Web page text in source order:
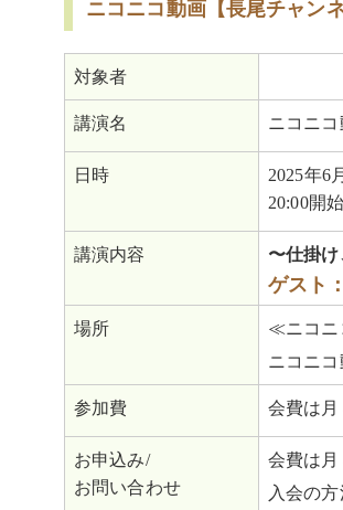
ニコニコ動画【長尾チャン
対象者
講演名 ニコニ
日時
2025年6
20:00開始
講演内容 〜仕掛
ゲスト
場所
≪ニコ
ニコニ
参加費 会費は月
お申込み/
お問い合わせ
会費は
入会の